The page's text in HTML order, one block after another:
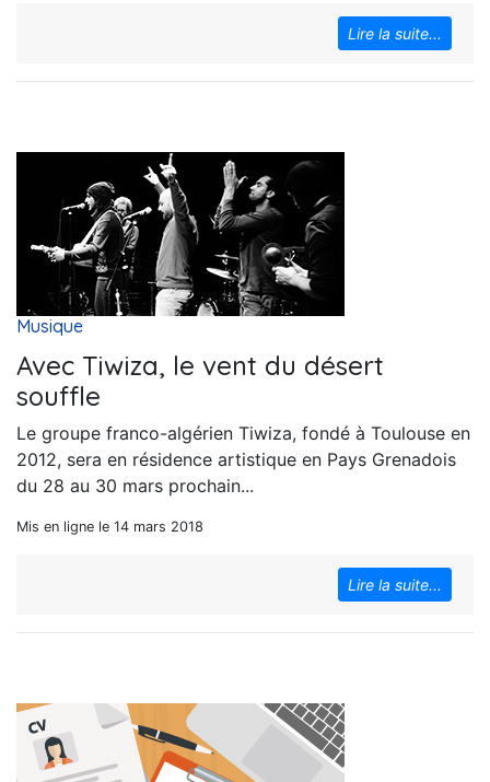
Lire la suite...
Musique
Avec Tiwiza, le vent du désert
souffle
Le groupe franco-algérien Tiwiza, fondé à Toulouse en
2012, sera en résidence artistique en Pays Grenadois
du 28 au 30 mars prochain...
Mis en ligne le 14 mars 2018
Lire la suite...